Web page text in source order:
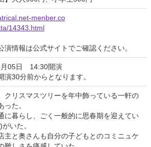
menber.co
14343.html
演情報は公式サイトでご確認ください。
月05日 14:30開演
演30分前からとなります。
クリスマスツリーを年中飾っている一軒の
った。
に暮らし、ごく一般的に思春期を迎えてい
いた。
主と奥さんも自分の子どもとのコミニュケ